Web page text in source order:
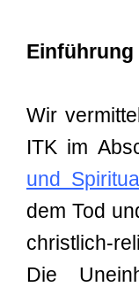
Einführung
Wir
ITK im
und
dem Tod
christlich-
Die